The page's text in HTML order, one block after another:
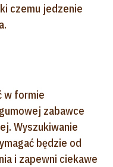
czemu jedzenie
w formie
zabawce
Wyszukiwanie
będzie od
i zapewni ciekawe